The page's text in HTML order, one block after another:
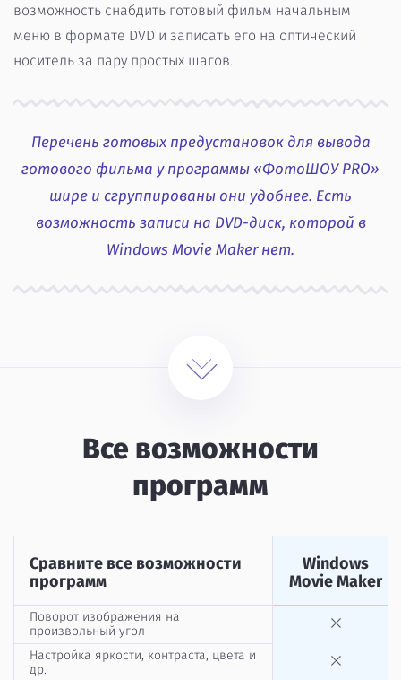
возможность снабдить готовый фильм начальным
меню в формате DVD и записать его на оптический
носитель за пару простых шагов.
Перечень готовых предустановок для вывода
готового фильма у программы «ФотоШОУ PRO»
шире и сгруппированы они удобнее. Есть
возможность записи на DVD-диск, которой в
Windows Movie Maker нет.
Все возможности
программ
Сравните все возможности
программ
Windows
Movie Maker
Поворот изображения на
произвольный угол
Настройка яркости, контраста, цвета и
др.